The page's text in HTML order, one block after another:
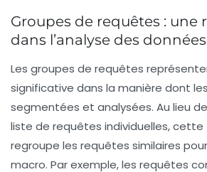
Groupes de requêtes : une
dans l’analyse des données
Les groupes de requêtes
significative dans la manière dont
segmentées et analysées. Au lieu
liste de requêtes individuelles,
regroupe les requêtes similaires
macro. Par exemple, les requêtes